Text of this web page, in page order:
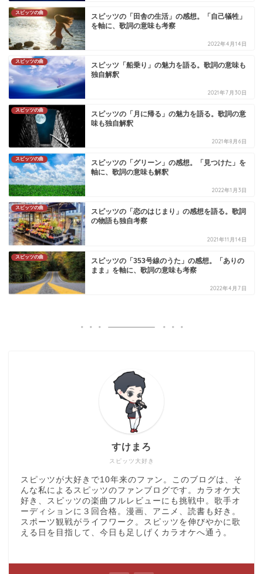
スピッツの曲
スピッツの「田舎の生活」の感想。「自己犠牲」
を軸に、歌詞の意味も考察
2022年4月14日
スピッツの曲
スピッツ「船乗り」の魅力を語る。歌詞の意味も
独自解釈
2021年7月30日
スピッツの曲
スピッツの「月に帰る」の魅力を語る。歌詞の意
味も独自解釈
2021年8月6日
スピッツの曲
スピッツの「グリーン」の感想。「見つけた」を
軸に、歌詞の意味も解釈
2022年1月3日
スピッツの曲
スピッツの「恋のはじまり」の感想を語る。歌詞
の物語も独自考察
2021年11月14日
スピッツの曲
スピッツの「353号線のうた」の感想。「ありの
まま」を軸に、歌詞の意味も考察
2022年4月7日
スピッツ大好き
すけまろ
スピッツが大好きで10年来のファン。このブログは、そ
んな私によるスピッツのファンブログです。カラオケ大
好き、スピッツの楽曲フルレビューにも挑戦中。歌手オ
ーディションに３回合格。漫画、アニメ、読書も好き。
スポーツ観戦がライフワーク。スピッツを伸びやかに歌
える日を目指して、今日も足しげくカラオケへ通う。